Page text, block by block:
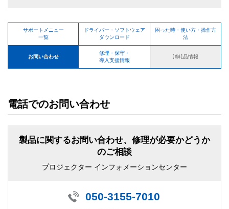
サポートメニュー
一覧
ドライバー・ソフトウェア
ダウンロード
困った時・使い方・操作方
法
お問い合わせ
修理・保守・
導入支援情報
消耗品情報
電話でのお問い合わせ
製品に関するお問い合わせ、修理が必要かどうか
のご相談
プロジェクター インフォメーションセンター
050-3155-7010